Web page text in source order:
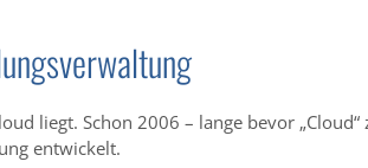
liegt. Schon 2006 – lange bevor „Cloud“
entwickelt.